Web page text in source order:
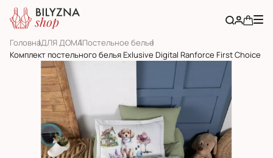
ГоловнаДЛЯ ДОМАПостельное белье
Комплект постельного белья Exlusive Digital Ranforce First Choice